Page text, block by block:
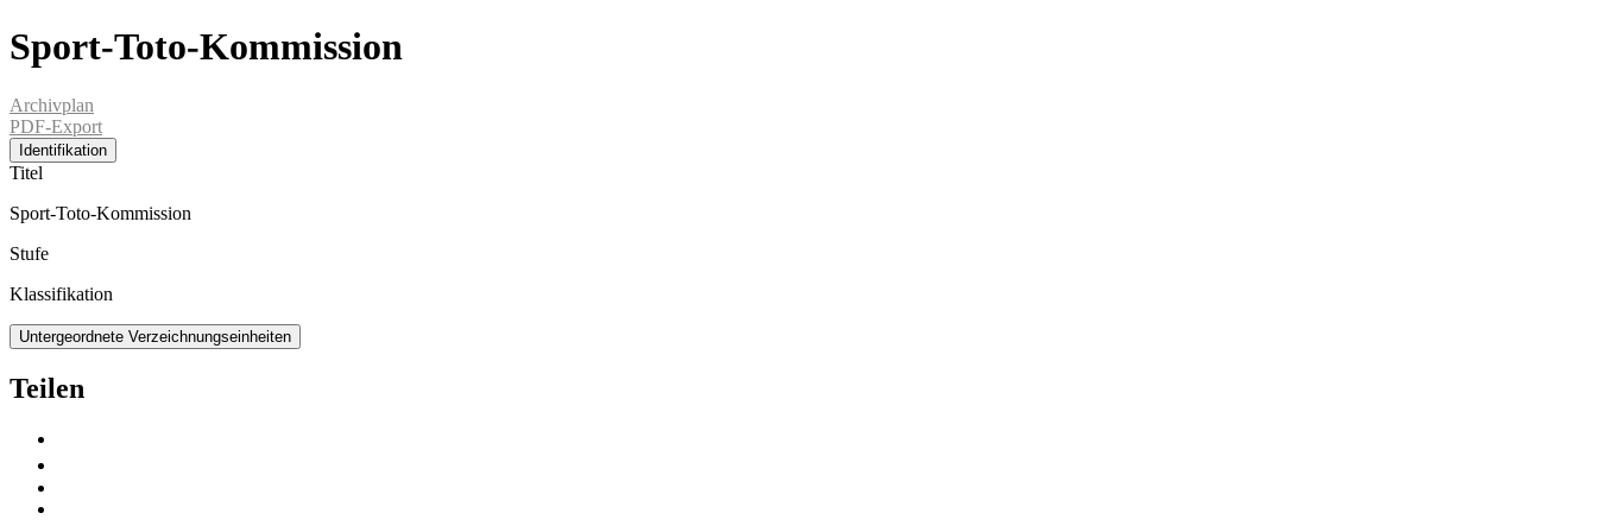
Sport-Toto-Kommission
Archivplan
PDF-Export
Identifikation
Titel
Sport-Toto-Kommission
Stufe
Klassifikation
Untergeordnete Verzeichnungseinheiten
Teilen